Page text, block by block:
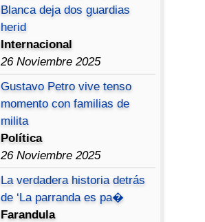
Blanca deja dos guardias
herid
Internacional
26 Noviembre 2025
Gustavo Petro vive tenso
momento con familias de
milita
Política
26 Noviembre 2025
La verdadera historia detrás
de ‘La parranda es pa�
Farandula